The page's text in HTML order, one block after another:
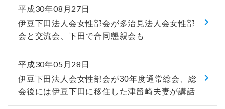
平成30年08月27日
伊豆下田法人会女性部会が多治見法人会女性部
会と交流会、下田で合同懇親会も
平成30年05月28日
伊豆下田法人会女性部会が30年度通常総会、総
会後には伊豆下田に移住した津留崎夫妻が講話